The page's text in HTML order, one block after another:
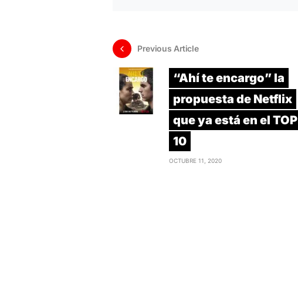
Previous Article
“Ahí te encargo” la
propuesta de Netflix
que ya está en el TOP
10
OCTUBRE 11, 2020